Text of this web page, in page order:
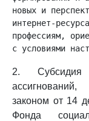
новых и
интернет-
профессиям,
с условиями
2. Субсидия
законом от 14
Фонда